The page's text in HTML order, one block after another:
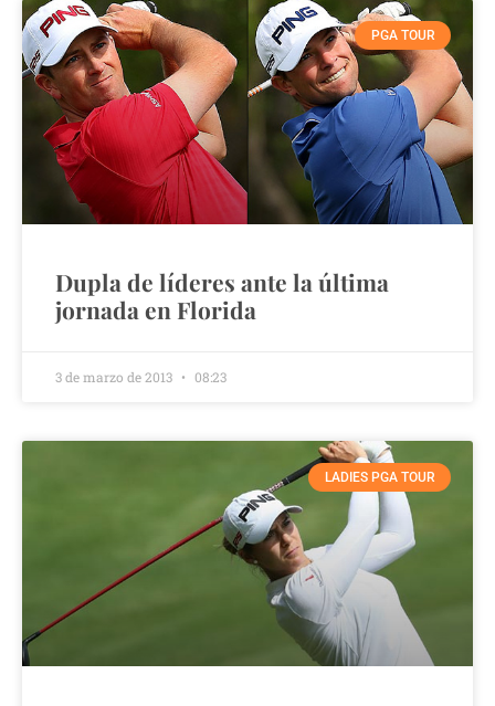
PGA TOUR
Dupla de líderes ante la última
jornada en Florida
3 de marzo de 2013 08:23
LADIES PGA TOUR